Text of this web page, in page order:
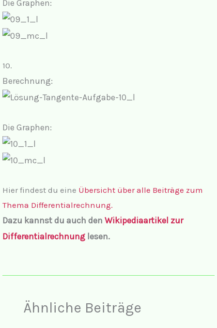
Die Graphen:
10.
Berechnung:
Die Graphen:
Hier findest du eine Übersicht über alle Beiträge zum
Thema Differentialrechnung.
Dazu kannst du auch den Wikipediaartikel zur
Differentialrechnung lesen.
Ähnliche Beiträge